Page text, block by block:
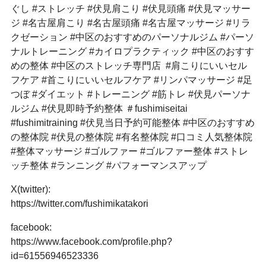
ぐし #ストレッチ #伏見肩こり #伏見頭痛 #伏見マッサー
ジ #名古屋肩こり #名古屋頭痛 #名古屋マッサージ #リラ
クゼーション #中区のおすすめのパーソナルジム #パーソ
ナルトレーニング #カイロプラクティック #中区のおすす
めの整体 #中区のストレッチ専門店 #肩こりにいいセル
フケア #首こりにいいセルフケア #リンパマッサージ #足
つぼ #ダイエット #トレーニング #筋トレ #伏見パーソナ
ルジム #伏見即時予約整体 ＃fushimiseitai
#fushimitraining #伏見当日予約可能整体 #中区のおすすめ
の整体院 #伏見の整体院 #有名整体院 #口コミ人気整体院
#整体マッサージ #ゴルファー #ゴルファー整体 #ストレ
ッチ整体 #ランニング #パフォーマンスアップ
X(twitter):
https://twitter.com/fushimikatakori
facebook:
https://www.facebook.com/profile.php?
id=61556946523336